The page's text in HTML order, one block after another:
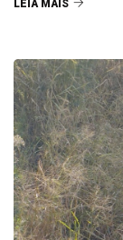
LEIA MAIS